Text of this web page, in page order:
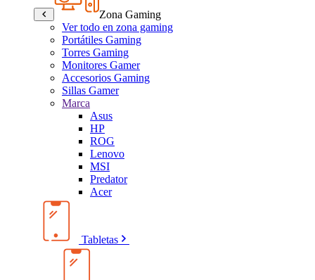
Zona Gaming
Ver todo en zona gaming
Portátiles Gaming
Torres Gaming
Monitores Gamer
Accesorios Gaming
Sillas Gamer
Marca
Asus
HP
ROG
Lenovo
MSI
Predator
Acer
Tabletas